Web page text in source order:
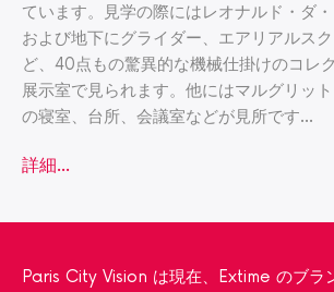
ています。見学の際にはレオナルド・ダ・
および地下にグライダー、エアリアルス
ど、40点もの驚異的な機械仕掛けのコレ
展示室で見られます。他にはマルグリッ
の寝室、台所、会議室などが見所です...
詳細...
Paris City Vision は現在、Extime のブラ